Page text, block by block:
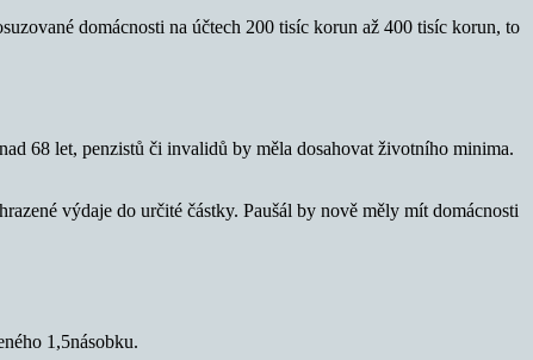
domácnosti na účtech 200 tisíc korun až 400 tisíc korun, to
68 let, penzistů či invalidů by měla dosahovat životního minima.
výdaje do určité částky. Paušál by nově měly mít domácnosti
1,5násobku.